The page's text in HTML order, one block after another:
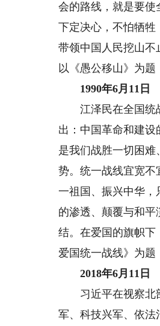
会的路线，就是要使
下定决心，不怕牺牲
带领中国人民挖山不
以《愚公移山》为题
1990年6月11日
江泽民在全国统战
出：中国革命和建设
是我们战胜一切困
势。统一战线宜宽
一祖国、振兴中华，
的渗透、颠覆与和
结。在爱国的旗帜下
爱国统一战线》为题
2018年6月11日
习近平在视察北部
军、科技兴军、依法